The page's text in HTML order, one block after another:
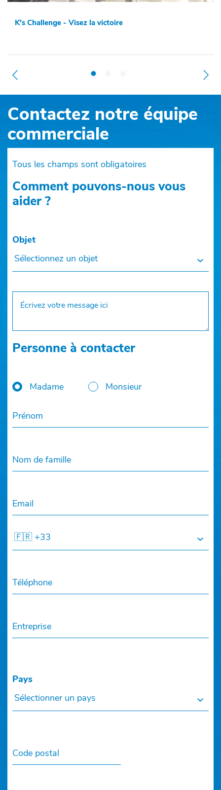
K's Challenge - Visez la victoire
Contactez notre équipe
commerciale
Tous les champs sont obligatoires
Comment pouvons-nous vous
aider ?
Objet
Sélectionnez un objet
Personne à contacter
Madame Monsieur
Prénom
Nom de famille
Email
🇫🇷 +33
Téléphone
Entreprise
Pays
Sélectionner un pays
Code postal